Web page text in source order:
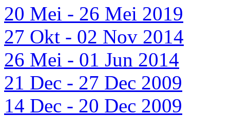
20 Mei - 26 Mei 2019
27 Okt - 02 Nov 2014
26 Mei - 01 Jun 2014
21 Dec - 27 Dec 2009
14 Dec - 20 Dec 2009